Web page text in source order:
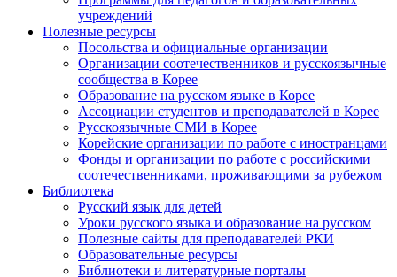
учреждений
Полезные ресурсы
Посольства и официальные организации
Организации соотечественников и русскоязычные
сообщества в Корее
Образование на русском языке в Корее
Ассоциации студентов и преподавателей в Корее
Русскоязычные СМИ в Корее
Корейские организации по работе с иностранцами
Фонды и организации по работе с российскими
соотечественниками, проживающими за рубежом
Библиотека
Русский язык для детей
Уроки русского языка и образование на русском
Полезные сайты для преподавателей РКИ
Образовательные ресурсы
Библиотеки и литературные порталы